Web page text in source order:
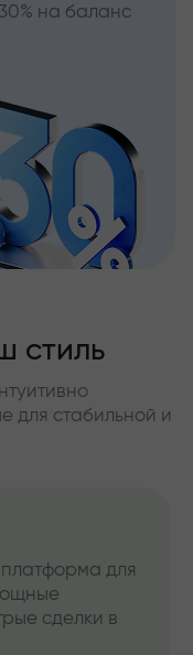
на баланс
стиль
для стабильной и
для
сделки в